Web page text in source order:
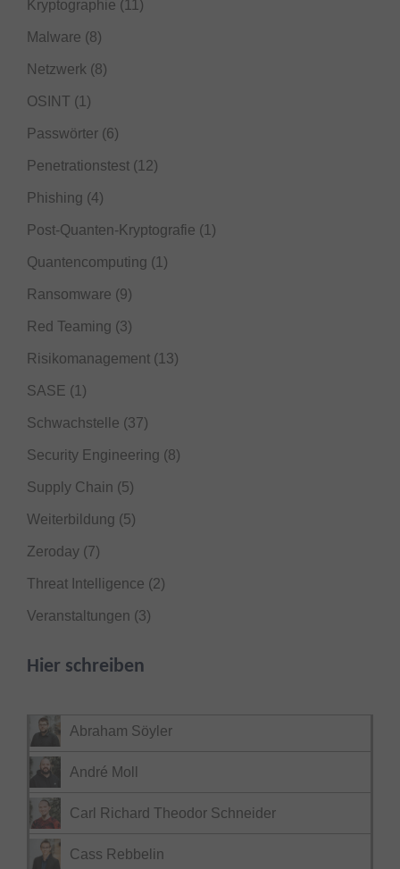
Kryptographie (11)
Malware (8)
Netzwerk (8)
OSINT (1)
Passwörter (6)
Penetrationstest (12)
Phishing (4)
Post-Quanten-Kryptografie (1)
Quantencomputing (1)
Ransomware (9)
Red Teaming (3)
Risikomanagement (13)
SASE (1)
Schwachstelle (37)
Security Engineering (8)
Supply Chain (5)
Weiterbildung (5)
Zeroday (7)
Threat Intelligence (2)
Veranstaltungen (3)
Hier schreiben
Abraham Söyler
André Moll
Carl Richard Theodor Schneider
Cass Rebbelin